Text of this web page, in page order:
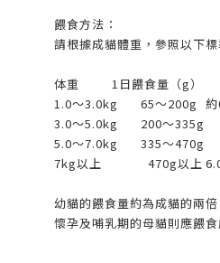
餵食方法：
請根據成貓體重，參照以下標
体重 1日餵食量（g）
1.0～3.0kg
65～200g
3.0～5.0kg
200～335g
5.0～7.0kg
335～470g
7kg以上
470g以上
幼貓的餵食量約為成貓的兩倍
懷孕及哺乳期的母貓則應餵